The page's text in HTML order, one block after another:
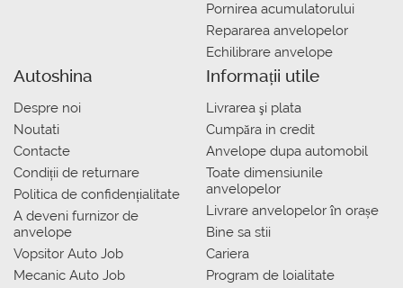
Pornirea acumulatorului
Repararea anvelopelor
Echilibrare anvelope
Autoshina
Despre noi
Noutati
Contacte
Condiții de returnare
Politica de confidențialitate
A deveni furnizor de
anvelope
Vopsitor Auto Job
Mecanic Auto Job
Informații utile
Livrarea şi plata
Сumpăra in credit
Anvelope dupa automobil
Toate dimensiunile
anvelopelor
Livrare anvelopelor în orașe
Bine sa stii
Cariera
Program de loialitate